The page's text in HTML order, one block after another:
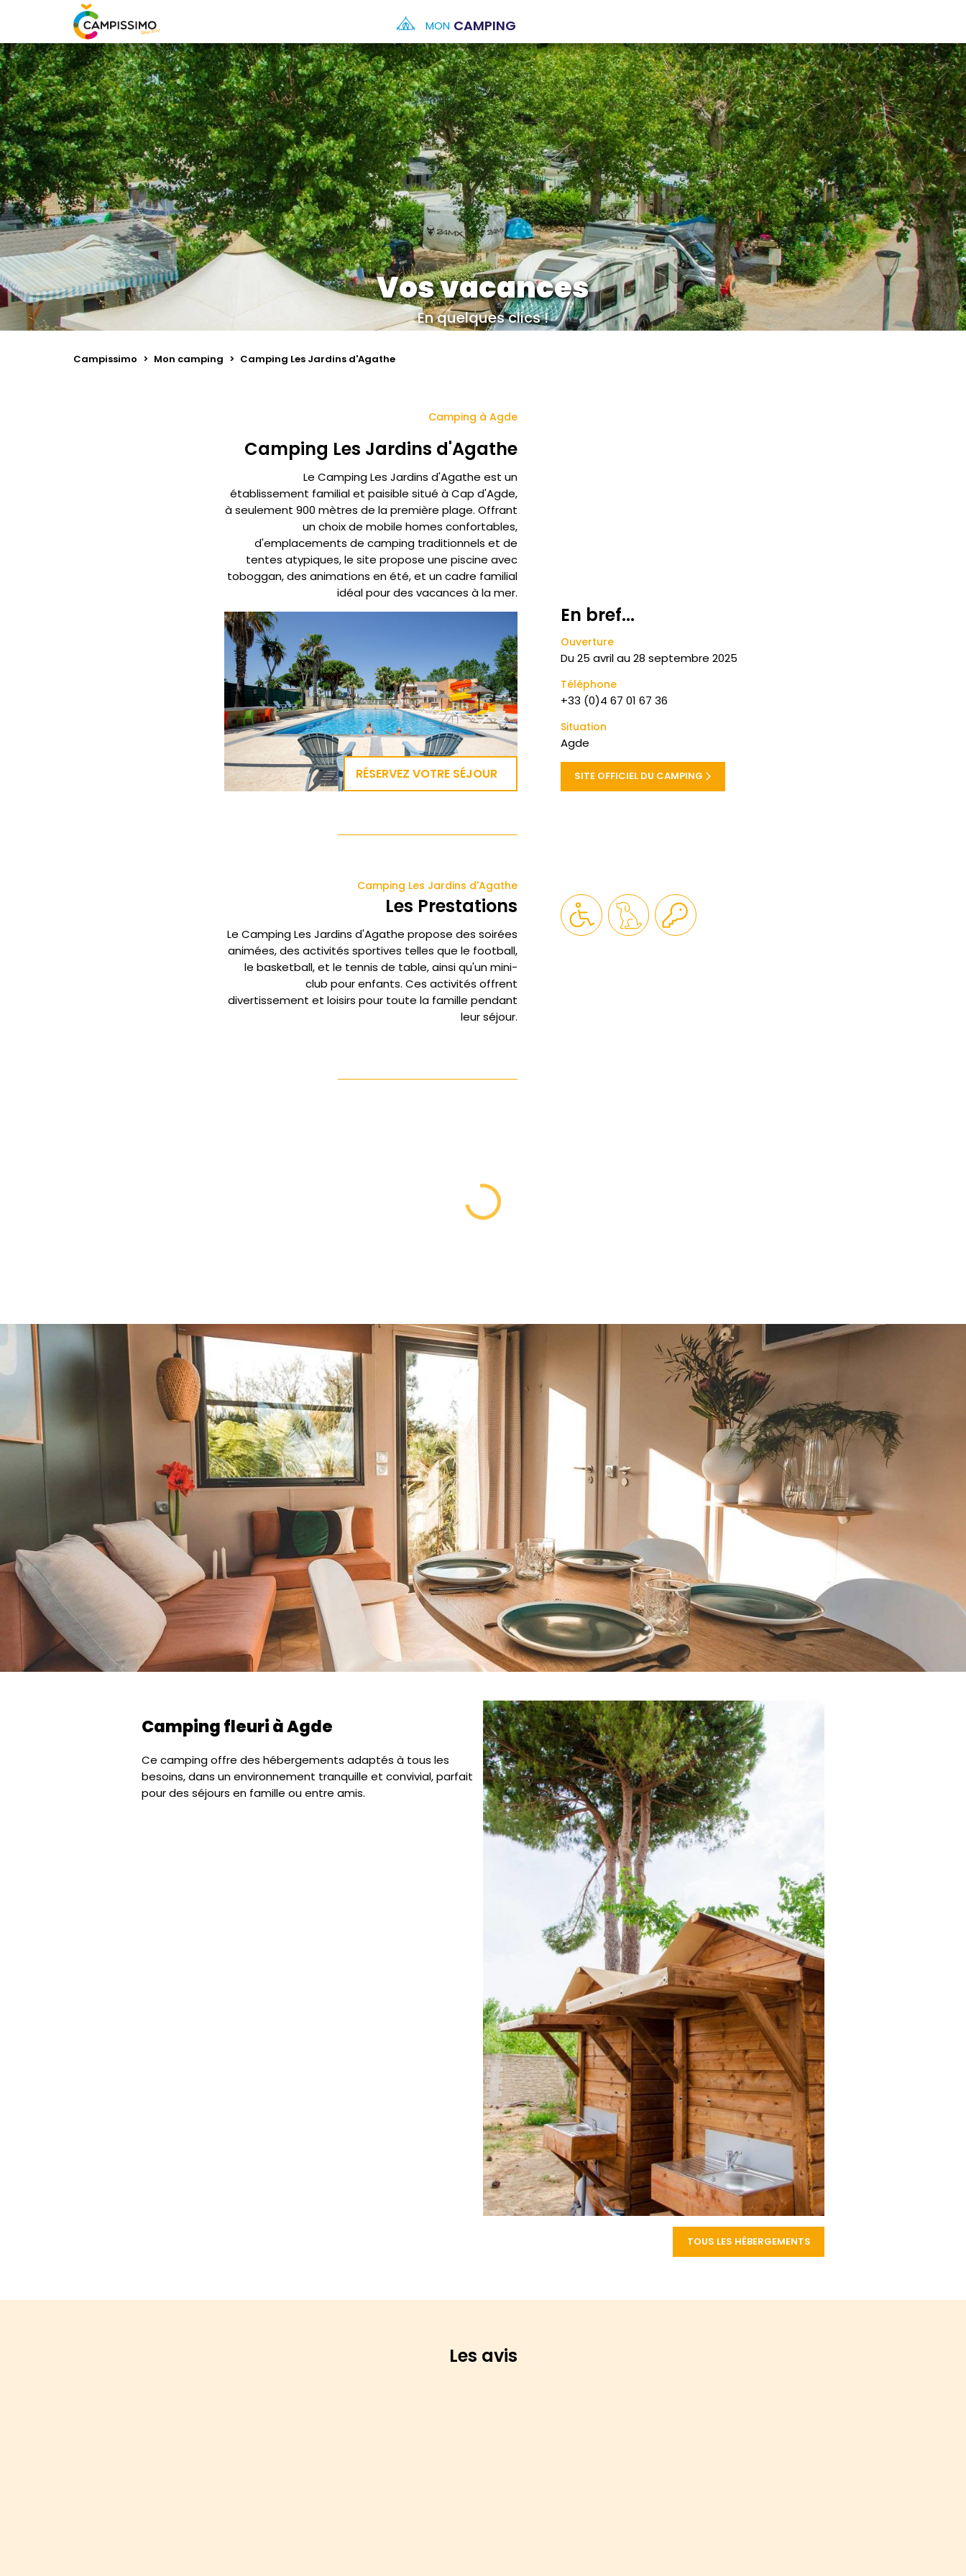
MON CAMPING
Vos vacances
En quelques clics !
Campissimo > Mon camping > Camping Les Jardins d'Agathe
Camping à Agde
Camping Les Jardins d'Agathe
Le Camping Les Jardins d'Agathe est un
établissement familial et paisible situé à Cap d'Agde,
à seulement 900 mètres de la première plage. Offrant
un choix de mobile homes confortables,
d'emplacements de camping traditionnels et de
tentes atypiques, le site propose une piscine avec
toboggan, des animations en été, et un cadre familial
idéal pour des vacances à la mer.
RÉSERVEZ VOTRE SÉJOUR
En bref...
Ouverture
Du25 avrilau28 septembre 2025
Téléphone
+33 (0)4 67 01 67 36
Situation
Agde
SITE OFFICIEL DU CAMPING
Camping Les Jardins d'Agathe
Les Prestations
Le Camping Les Jardins d'Agathe propose des soirées
animées, des activités sportives telles que le football,
le basketball, et le tennis de table, ainsi qu'un mini-
club pour enfants. Ces activités offrent
divertissement et loisirs pour toute la famille pendant
leur séjour.
Camping fleuri à Agde
Ce camping offre des hébergements adaptés à tous les
besoins, dans un environnement tranquille et convivial, parfait
pour des séjours en famille ou entre amis.
TOUS LES HÉBERGEMENTS
Les avis